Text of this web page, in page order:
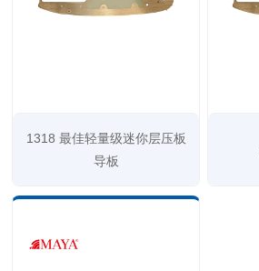
1318 最佳轻量级迷你层压板
导板